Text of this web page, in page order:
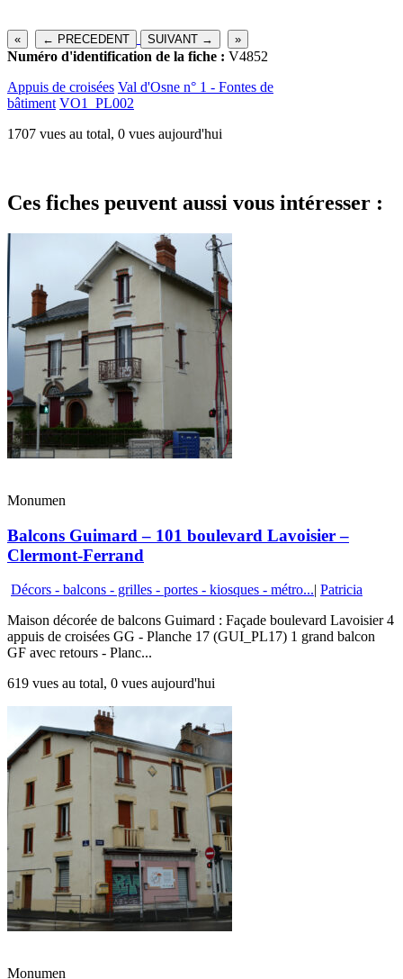
« ← PRECEDENT SUIVANT → »
Numéro d'identification de la fiche : V4852
Appuis de croisées Val d'Osne n° 1 - Fontes de
bâtiment VO1_PL002
1707 vues au total, 0 vues aujourd'hui
Ces fiches peuvent aussi vous intéresser :
Monumen
Balcons Guimard – 101 boulevard Lavoisier –
Clermont-Ferrand
Décors - balcons - grilles - portes - kiosques - métro...| Patricia
Maison décorée de balcons Guimard : Façade boulevard Lavoisier 4
appuis de croisées GG - Planche 17 (GUI_PL17) 1 grand balcon
GF avec retours - Planc...
619 vues au total, 0 vues aujourd'hui
Monumen